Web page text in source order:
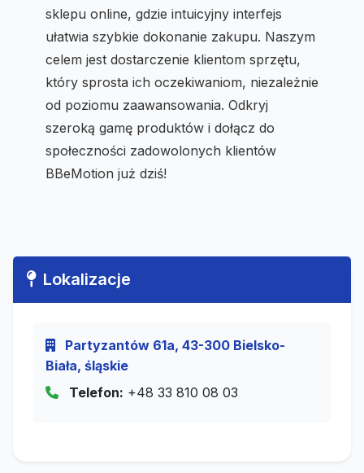
sklepu online, gdzie intuicyjny interfejs
ułatwia szybkie dokonanie zakupu. Naszym
celem jest dostarczenie klientom sprzętu,
który sprosta ich oczekiwaniom, niezależnie
od poziomu zaawansowania. Odkryj
szeroką gamę produktów i dołącz do
społeczności zadowolonych klientów
BBeMotion już dziś!
Lokalizacje
Partyzantów 61a, 43-300 Bielsko-
Biała, śląskie
Telefon: +48 33 810 08 03